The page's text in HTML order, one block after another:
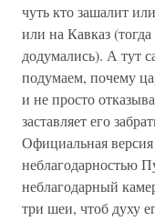
чуть кто зашалит
или на Кавказ
додумались). А тут
подумаем, почему
и не просто
заставляет его
Официальная
неблагодарностью
неблагодарный
три шеи, чтоб духу